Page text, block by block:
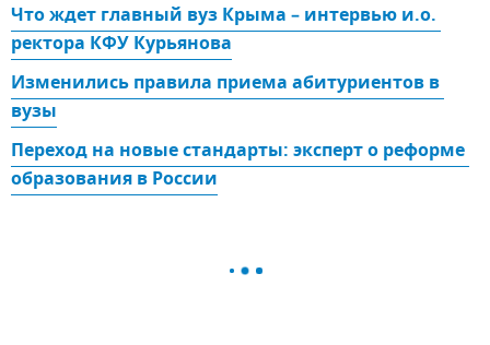
Что ждет главный вуз Крыма – интервью и.о.
ректора КФУ Курьянова
Изменились правила приема абитуриентов в
вузы
Переход на новые стандарты: эксперт о реформе
образования в России